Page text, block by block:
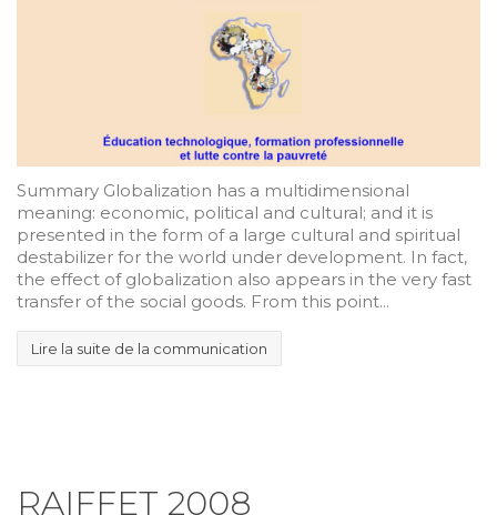
Summary Globalization has a multidimensional
meaning: economic, political and cultural; and it is
presented in the form of a large cultural and spiritual
destabilizer for the world under development. In fact,
the effect of globalization also appears in the very fast
transfer of the social goods. From this point...
Lire la suite de la communication
RAIFFET 2008